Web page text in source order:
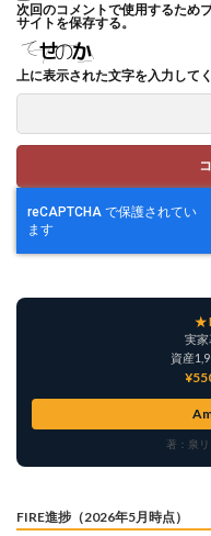
次回のコメントで使用するため
サイトを保存する。
上に表示された文字を入力してく
★
実
資産
著：泉リ
FIRE進捗（2026年5月時点）